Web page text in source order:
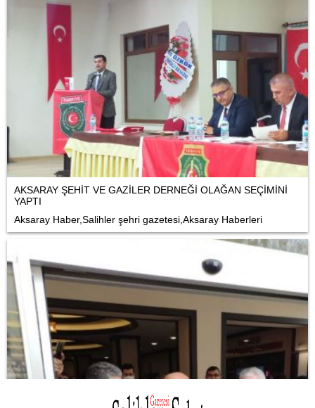
AKSARAY ŞEHİT VE GAZİLER DERNEĞİ OLAĞAN SEÇİMİNİ
YAPTI
Aksaray Haber,Salihler şehri gazetesi,Aksaray Haberleri